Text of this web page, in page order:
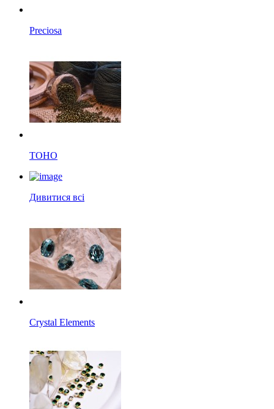
Preciosa
TOHO
Дивитися всі
Crystal Elements